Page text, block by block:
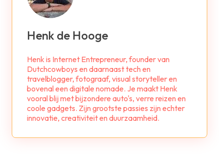
Henk de Hooge
Henk is Internet Entrepreneur, founder van
Dutchcowboys en daarnaast tech en
travelblogger, fotograaf, visual storyteller en
bovenal een digitale nomade. Je maakt Henk
vooral blij met bijzondere auto's, verre reizen en
coole gadgets. Zijn grootste passies zijn echter
innovatie, creativiteit en duurzaamheid.